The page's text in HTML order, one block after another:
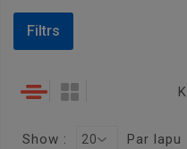
Filtrs
Show : 20 Par lapu